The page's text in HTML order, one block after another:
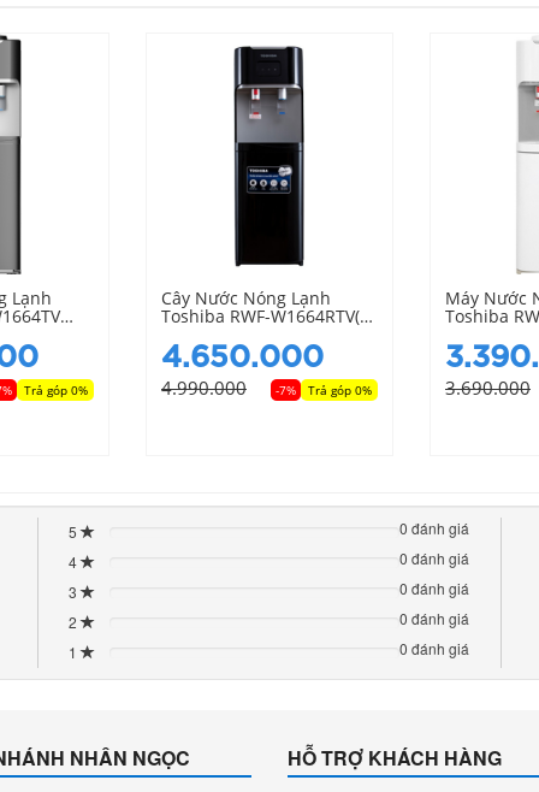
Lạnh
Trả góp 0%
Cây Nước Nóng Lạnh
Toshiba RWF-W1664RTV(K)
4.650.000
4.990.000 -7% Trả góp 0%
Máy Nước
Toshiba
3.690.000
5
0 đánh giá
4
0 đánh giá
3
0 đánh giá
2
(danger)
0 đánh giá
1
Complete
0 đánh giá
NHÂN NGỌC HỖ TRỢ KHÁCH HÀNG